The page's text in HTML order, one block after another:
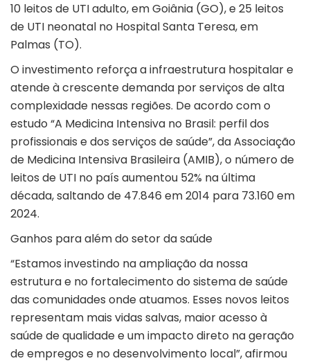
10 leitos de UTI adulto, em Goiânia (GO), e 25 leitos
de UTI neonatal no Hospital Santa Teresa, em
Palmas (TO).
O investimento reforça a infraestrutura hospitalar e
atende à crescente demanda por serviços de alta
complexidade nessas regiões. De acordo com o
estudo “A Medicina Intensiva no Brasil: perfil dos
profissionais e dos serviços de saúde”, da Associação
de Medicina Intensiva Brasileira (AMIB), o número de
leitos de UTI no país aumentou 52% na última
década, saltando de 47.846 em 2014 para 73.160 em
2024.
Ganhos para além do setor da saúde
“Estamos investindo na ampliação da nossa
estrutura e no fortalecimento do sistema de saúde
das comunidades onde atuamos. Esses novos leitos
representam mais vidas salvas, maior acesso à
saúde de qualidade e um impacto direto na geração
de empregos e no desenvolvimento local”, afirmou